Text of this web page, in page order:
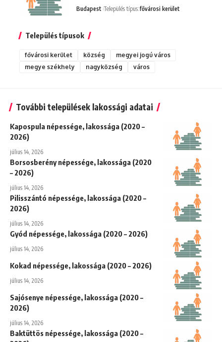
Budapest Település típus:fővárosi kerület
Település típusok
fővárosi kerület község
megyei jogú város
megye székhely
nagyközség város
További települések lakossági adatai
Kapospula népessége, lakossága (2020 –
2026)
július 14, 2026
Borsosberény népessége, lakossága (2020
– 2026)
július 14, 2026
Pilisszántó népessége, lakossága (2020 –
2026)
július 14, 2026
Gyód népessége, lakossága (2020 – 2026)
július 14, 2026
Kokad népessége, lakossága (2020 – 2026)
július 14, 2026
Sajósenye népessége, lakossága (2020 –
2026)
július 14, 2026
Baktüttös népessége, lakossága (2020 –